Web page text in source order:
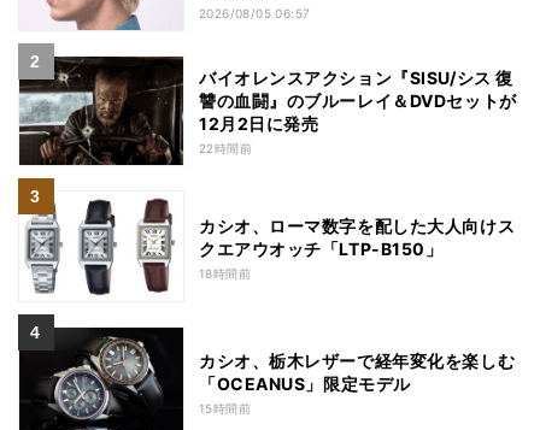
2026/08/05 06:57
バイオレンスアクション『SISU/シス 復
讐の血闘』のブルーレイ＆DVDセットが
12月2日に発売
22時間前
カシオ、ローマ数字を配した大人向けス
クエアウオッチ「LTP-B150」
18時間前
カシオ、栃木レザーで経年変化を楽しむ
「OCEANUS」限定モデル
15時間前